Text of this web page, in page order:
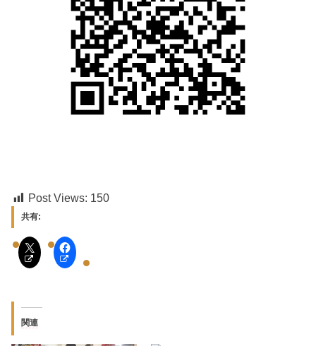
Post Views: 150
共有:
関連